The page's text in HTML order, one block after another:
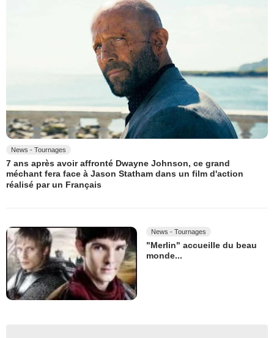
News - Tournages
7 ans après avoir affronté Dwayne Johnson, ce grand
méchant fera face à Jason Statham dans un film d'action
réalisé par un Français
News - Tournages
"Merlin" accueille du beau
monde...